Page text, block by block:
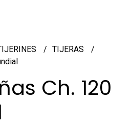
TIJERAS
Ch. 120